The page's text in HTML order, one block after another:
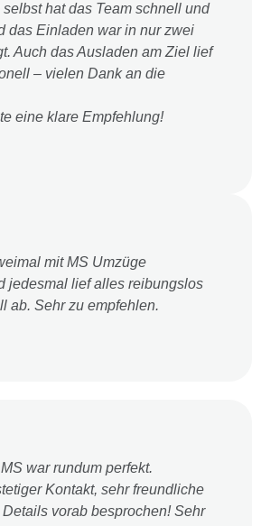
hat das Team schnell und
das Einladen war in nur zwei
Auch das Ausladen am Ziel lief
– vielen Dank an die
eine klare Empfehlung!
mit MS Umzüge
jedesmal lief alles reibungslos
ab. Sehr zu empfehlen.
war rundum perfekt.
Kontakt, sehr freundliche
vorab besprochen! Sehr